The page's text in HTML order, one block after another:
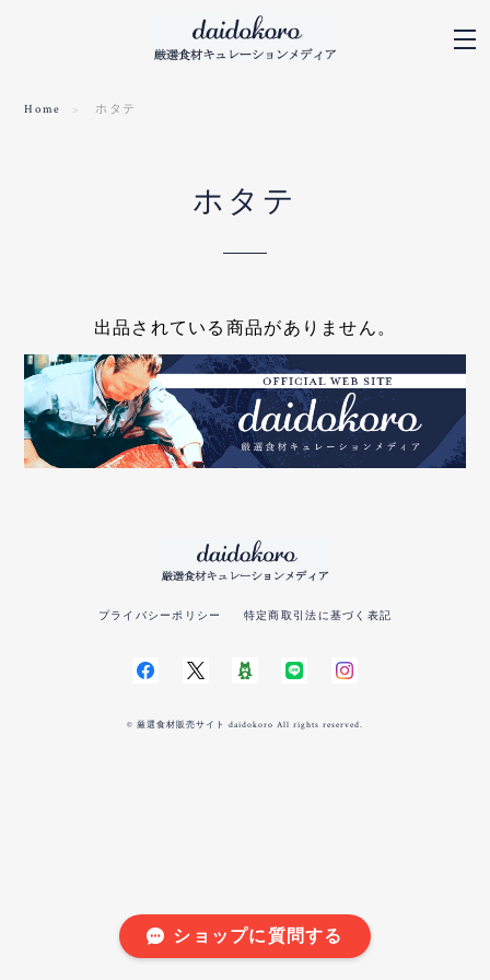
Home ホタテ
ホタテ
出品されている商品がありません。
プライバシーポリシー 特定商取引法に基づく表記
© 厳選食材販売サイト daidokoro All rights reserved.
ショップに質問する